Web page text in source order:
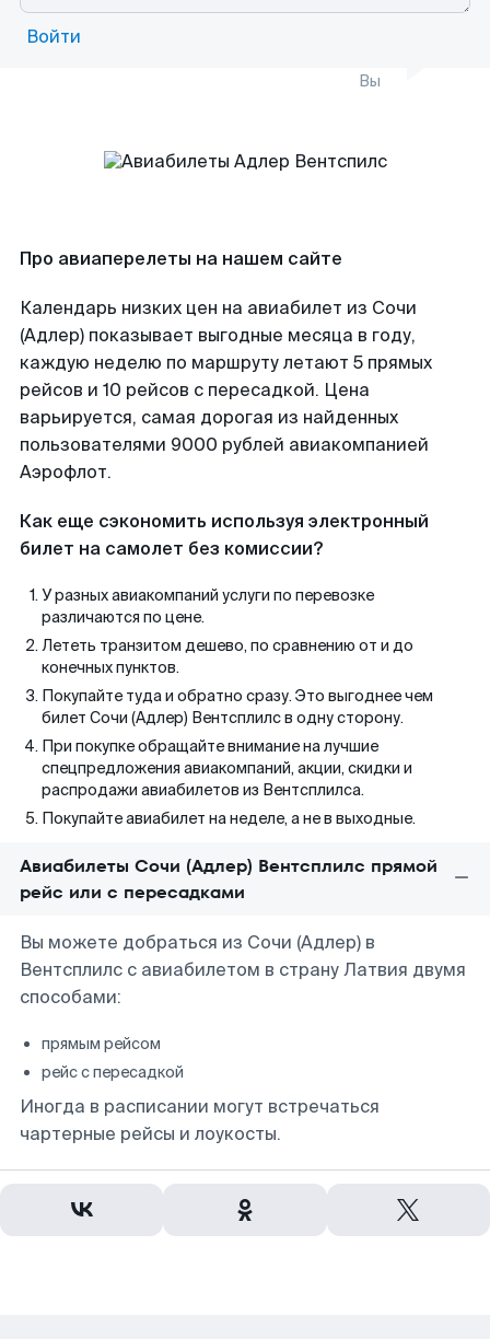
Войти
Вы
Про авиаперелеты на нашем сайте
Календарь низких цен на авиабилет из Сочи
(Адлер) показывает выгодные месяца в году,
каждую неделю по маршруту летают 5 прямых
рейсов и 10 рейсов с пересадкой. Цена
варьируется, самая дорогая из найденных
пользователями 9000 рублей авиакомпанией
Аэрофлот.
Как еще сэкономить используя электронный
билет на самолет без комиссии?
У разных авиакомпаний услуги по перевозке
различаются по цене.
Лететь транзитом дешево, по сравнению от и до
конечных пунктов.
Покупайте туда и обратно сразу. Это выгоднее чем
билет Сочи (Адлер) Вентсплилс в одну сторону.
При покупке обращайте внимание на лучшие
спецпредложения авиакомпаний, акции, скидки и
распродажи авиабилетов из Вентсплилса.
Покупайте авиабилет на неделе, а не в выходные.
Авиабилеты Сочи (Адлер) Вентсплилс прямой
рейс или с пересадками
Вы можете добраться из Сочи (Адлер) в
Вентсплилс с авиабилетом в страну Латвия двумя
способами:
прямым рейсом
рейс с пересадкой
Иногда в расписании могут встречаться
чартерные рейсы и лоукосты.